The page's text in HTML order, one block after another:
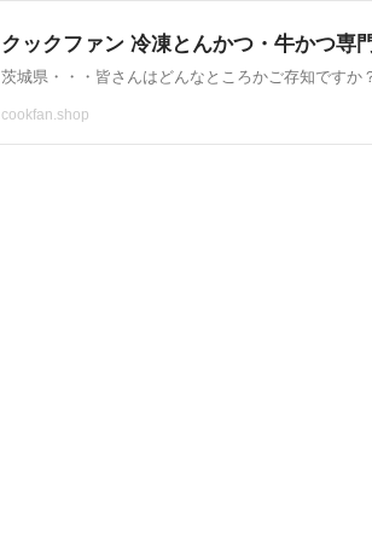
クックファン 冷凍とんかつ・牛かつ専
cookfan.shop